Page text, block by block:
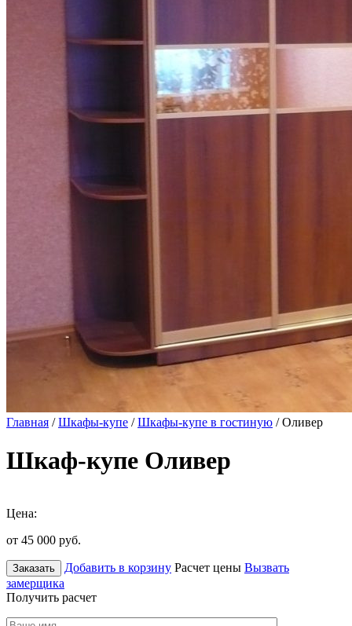
Главная /Шкафы-купе /Шкафы-купе в гостиную / Оливер
Шкаф-купе Оливер
Цена:
от 45 000 руб.
Заказать Добавить в корзину Расчет цены Вызвать
замерщика
Получить расчет